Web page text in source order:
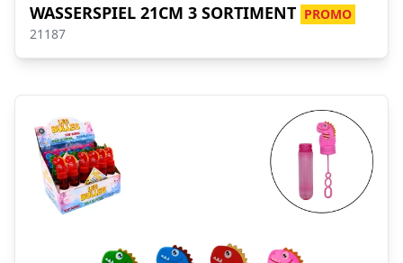
WASSERSPIEL 21CM 3 SORTIMENT PROMO
21187